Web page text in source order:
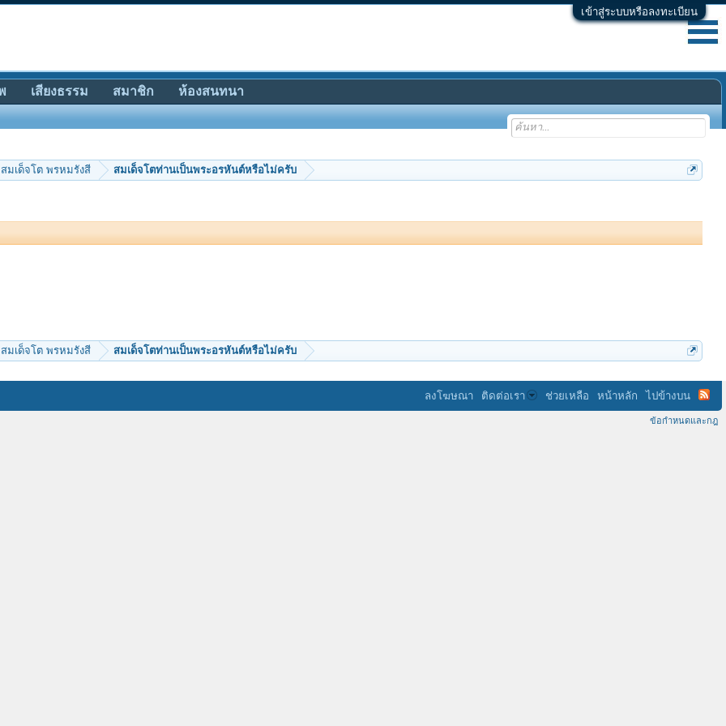
เข้าสู่ระบบหรือลงทะเบียน
สมเด็จโต พรหมรังสี สมเด็จโตท่านเป็นพระอรหันต์หรือไม่ครับ
สมเด็จโต พรหมรังสี สมเด็จโตท่านเป็นพระอรหันต์หรือไม่ครับ
เสียงธรรม สมาชิก ห้องสนทนา
ลงโฆษณา ติดต่อเรา ช่วยเหลือ หน้าหลัก ไปข้างบน
ข้อกำหนดและกฎ